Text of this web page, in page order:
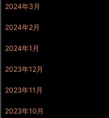
2024年3月
2024年2月
2024年1月
2023年12月
2023年11月
2023年10月